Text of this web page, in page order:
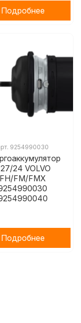
Подробнее
9254990030
24 VOLVO
FH/FM/FMX
Подробнее